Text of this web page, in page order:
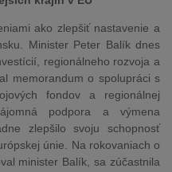
ako zlepšiť nastavenie a
Minister Peter Balík dnes
regionálneho rozvoja a
memorandum o spolupráci s
fondov a regionálnej
podpora a výmena
zlepšilo svoju schopnosť
únie. Na rokovaniach o
minister Balík, sa zúčastnila